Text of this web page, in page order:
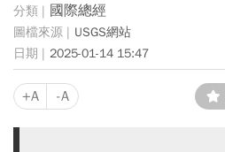
國際總經
USGS網站
2025-01-14 15:47
+A -A